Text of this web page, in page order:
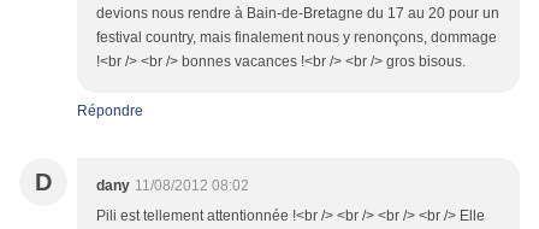
devions nous rendre à Bain-de-Bretagne du 17 au 20 pour un
festival country, mais finalement nous y renonçons, dommage
!<br /> <br /> bonnes vacances !<br /> <br /> gros bisous.
Répondre
D dany 11/08/2012 08:02
Pili est tellement attentionnée !<br /> <br /> <br /> <br /> Elle